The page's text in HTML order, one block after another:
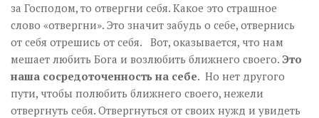
за Господом, то отвергни себя. Какое это страшное
слово «отвергни». Это значит забудь о себе, отвернись
от себя отрешись от себя. Вот, оказывается, что нам
мешает любить Бога и возлюбить ближнего своего. Это
наша сосредоточенность на себе. Но нет другого
пути, чтобы полюбить ближнего своего, нежели
отвергнуть себя. Отвергнуться от своих нужд и увидеть